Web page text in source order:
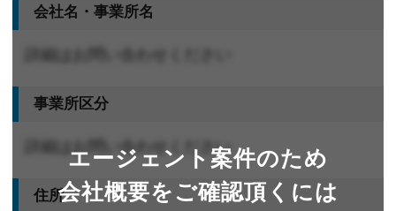
エージェント案件のため
会社概要をご確認頂くには
会社名・事業所名
事業所区分
詳細はお問い合わせください
住所